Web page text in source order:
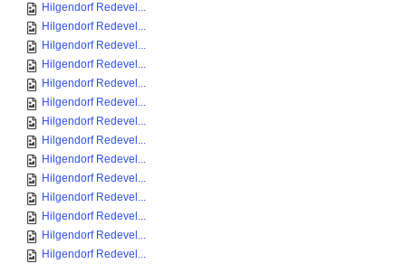
Hilgendorf Redevel...
Hilgendorf Redevel...
Hilgendorf Redevel...
Hilgendorf Redevel...
Hilgendorf Redevel...
Hilgendorf Redevel...
Hilgendorf Redevel...
Hilgendorf Redevel...
Hilgendorf Redevel...
Hilgendorf Redevel...
Hilgendorf Redevel...
Hilgendorf Redevel...
Hilgendorf Redevel...
Hilgendorf Redevel...